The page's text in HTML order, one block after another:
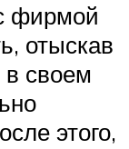
фирмой
отыскав
своем
этого,